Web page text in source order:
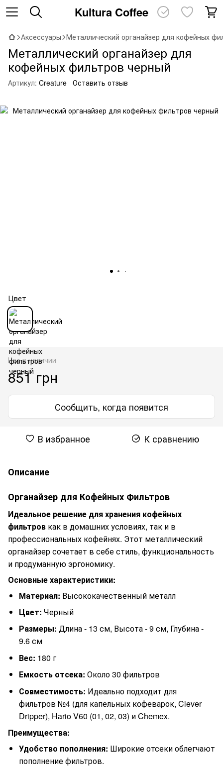
Kultura Coffee
Аксессуары Металлический органайзер для кофейных
Металлический органайзер для
кофейных фильтров черный
Артикул: Creature Оставить отзыв
Цвет
Нет в наличии
851 грн
Сообщить, когда появится
В избранное К сравнению
Описание
Органайзер для Кофейных Фильтров
Идеальное решение для хранения кофейных
фильтров как в домашних условиях, так и в
профессиональных кофейнях. Этот металлический
органайзер сочетает в себе стиль, функциональность
и продуманную эргономику.
Основные характеристики:
Материал: Высококачественный металл
Цвет: Черный
Размеры: Длина - 13 см, Высота - 9 см, Глубина -
9.6 см
Вес: 180 г
Емкость отсека: Около 30 фильтров
Совместимость: Идеально подходит для
фильтров №4 (для капельных кофеварок, Clever
Dripper), Hario V60 (01, 02, 03) и Chemex.
Преимущества:
Удобство пополнения: Широкие отсеки облегчают
пополнение фильтров.